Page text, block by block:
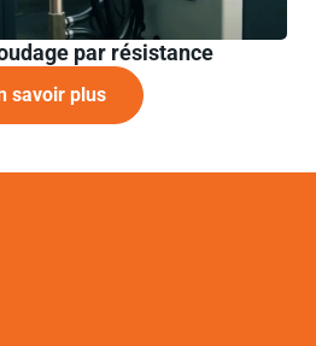
par résistance
savoir plus